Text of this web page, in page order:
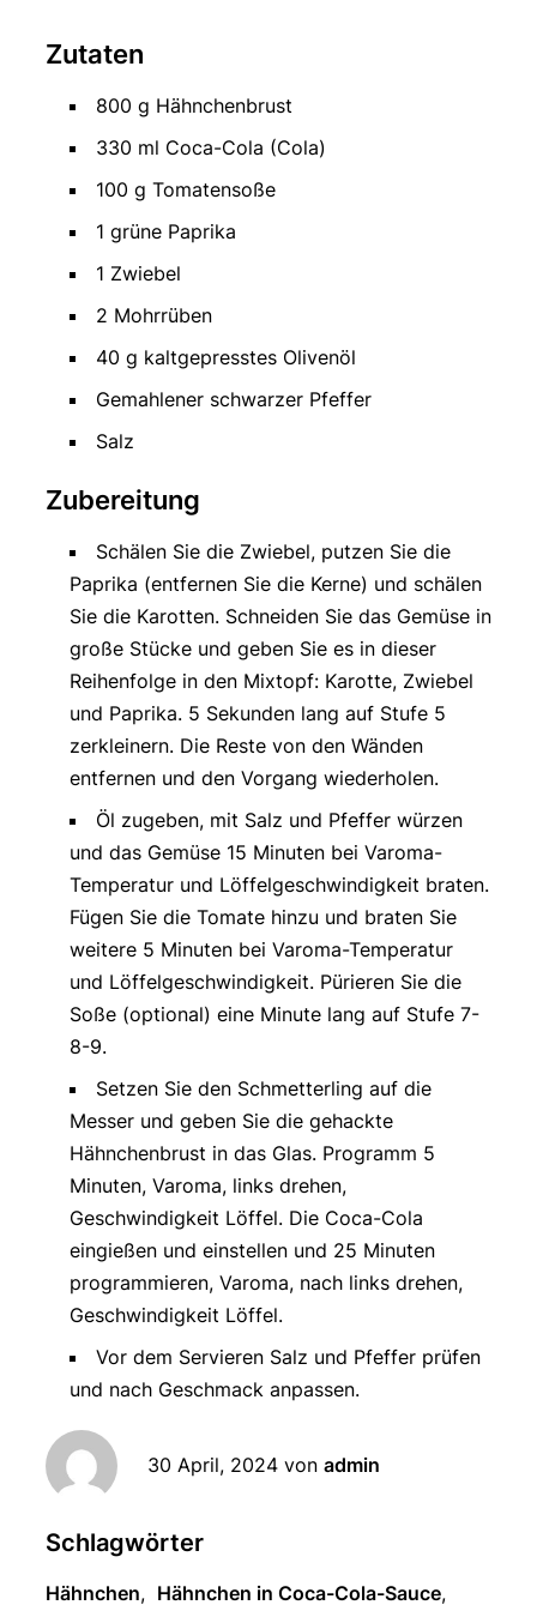
Zutaten
800 g Hähnchenbrust
330 ml Coca-Cola (Cola)
100 g Tomatensoße
1 grüne Paprika
1 Zwiebel
2 Mohrrüben
40 g kaltgepresstes Olivenöl
Gemahlener schwarzer Pfeffer
Salz
Zubereitung
Schälen Sie die Zwiebel, putzen Sie die
Paprika (entfernen Sie die Kerne) und schälen
Sie die Karotten. Schneiden Sie das Gemüse in
große Stücke und geben Sie es in dieser
Reihenfolge in den Mixtopf: Karotte, Zwiebel
und Paprika. 5 Sekunden lang auf Stufe 5
zerkleinern. Die Reste von den Wänden
entfernen und den Vorgang wiederholen.
Öl zugeben, mit Salz und Pfeffer würzen
und das Gemüse 15 Minuten bei Varoma-
Temperatur und Löffelgeschwindigkeit braten.
Fügen Sie die Tomate hinzu und braten Sie
weitere 5 Minuten bei Varoma-Temperatur
und Löffelgeschwindigkeit. Pürieren Sie die
Soße (optional) eine Minute lang auf Stufe 7-
8-9.
Setzen Sie den Schmetterling auf die
Messer und geben Sie die gehackte
Hähnchenbrust in das Glas. Programm 5
Minuten, Varoma, links drehen,
Geschwindigkeit Löffel. Die Coca-Cola
eingießen und einstellen und 25 Minuten
programmieren, Varoma, nach links drehen,
Geschwindigkeit Löffel.
Vor dem Servieren Salz und Pfeffer prüfen
und nach Geschmack anpassen.
30 April, 2024 von admin
Schlagwörter
Hähnchen, Hähnchen in Coca-Cola-Sauce,